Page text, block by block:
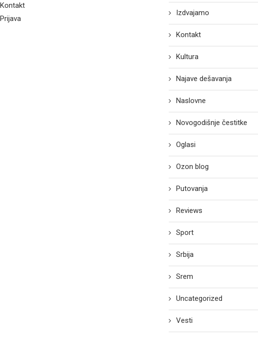
Kontakt
Prijava
Izdvajamo
Kontakt
Kultura
Najave dešavanja
Naslovne
Novogodišnje čestitke
Oglasi
Ozon blog
Putovanja
Reviews
Sport
Srbija
Srem
Uncategorized
Vesti